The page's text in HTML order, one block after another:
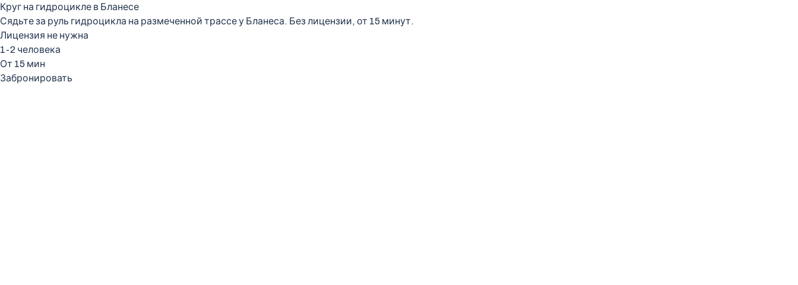
Круг на гидроцикле в Бланесе
Сядьте за руль гидроцикла на размеченной трассе у Бланеса. Без лицензии, от 15 минут.
Лицензия не нужна
1-2 человека
От 15 мин
Забронировать